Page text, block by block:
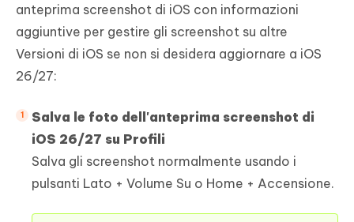
anteprima screenshot di iOS con informazioni
aggiuntive per gestire gli screenshot su altre
Versioni di iOS se non si desidera aggiornare a iOS
26/27:
Salva le foto dell'anteprima screenshot di
iOS 26/27 su Profili
Salva gli screenshot normalmente usando i
pulsanti Lato + Volume Su o Home + Accensione.